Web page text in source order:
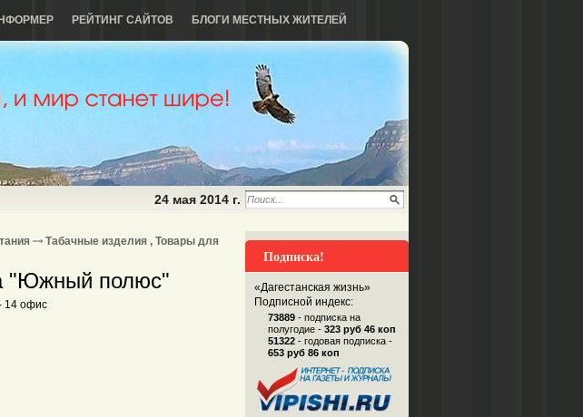
РЕЙТИНГ САЙТОВ БЛОГИ МЕСТНЫХ ЖИТЕЛЕЙ
24 мая 2014 г.
Табачные изделия , Товары для
"Южный полюс"
14 офис
Подписка!
«Дагестанская жизнь»
Подписной индекс:
73889 - подписка на
полугодие - 323 руб 46 коп
51322 - годовая подписка -
653 руб 86 коп